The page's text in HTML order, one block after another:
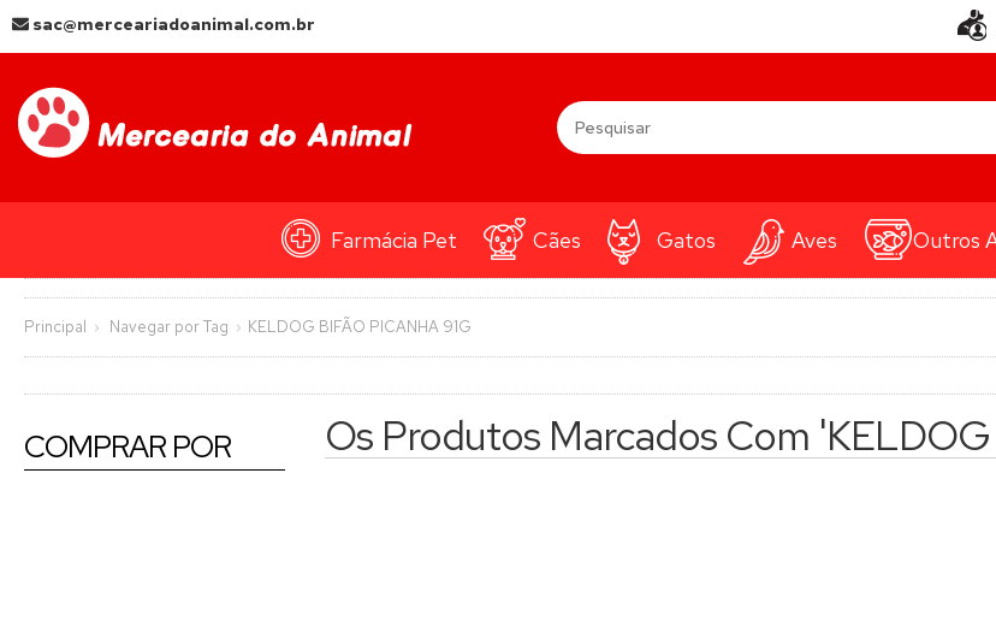
sac@merceariadoanimal.com.br
Farmácia Pet Cães Gatos Aves Outros
Principal Navegar por Tag KELDOG BIFÃO PICANHA 91G
COMPRAR POR Os Produtos Marcados Com